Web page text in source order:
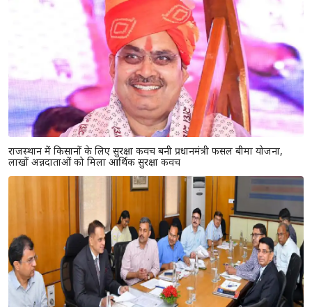
राजस्थान में किसानों के लिए सुरक्षा कवच बनी प्रधानमंत्री फसल बीमा योजना,
लाखों अन्नदाताओं को मिला आर्थिक सुरक्षा कवच